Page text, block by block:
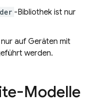
-Bibliothek ist nur
auf Geräten mit
werden.
Modelle